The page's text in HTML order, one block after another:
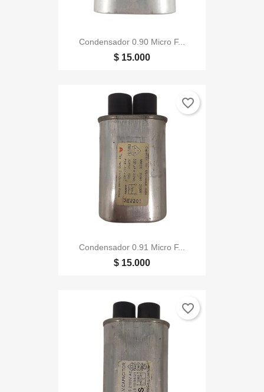
Condensador 0.90 Micro F...
$ 15.000
Condensador 0.91 Micro F...
$ 15.000
favorite_border
favorite_border